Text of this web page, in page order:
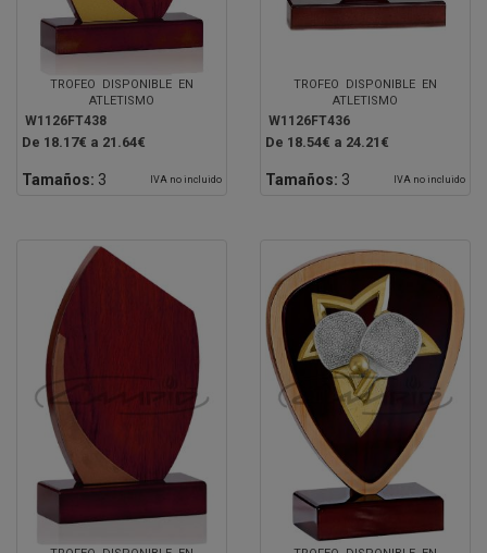
TROFEO DISPONIBLE EN
ATLETISMO
W1126FT438
De 18.17€ a 21.64€
Tamaños: 3 IVA no incluido
TROFEO DISPONIBLE EN
ATLETISMO
W1126FT436
De 18.54€ a 24.21€
Tamaños: 3 IVA no incluido